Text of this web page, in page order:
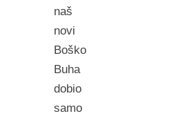
naš
novi
Boško
Buha
dobio
samo